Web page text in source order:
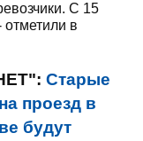
С 15
в
Старые
проезд в
будут